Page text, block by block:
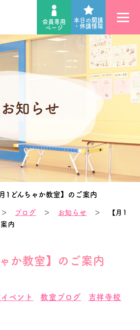
会員専用
ページ
本日の開講
・休講情報
月1どんちゃか教室】のご案内
お知らせ
ブログ ＞ お知らせ ＞ 【月1
内
か教室】のご案内
ベント 教室ブログ 吉祥寺校